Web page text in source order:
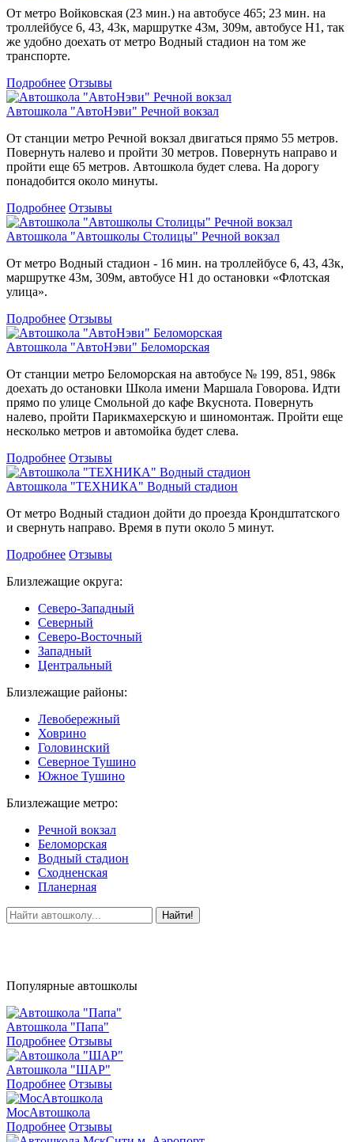
От метро Войковская (23 мин.) на автобусе 465; 23 мин. на
троллейбусе 6, 43, 43к, маршрутке 43м, 309м, автобусе Н1, так
же удобно доехать от метро Водный стадион на том же
транспорте.
Подробнее Отзывы
Автошкола "АвтоНэви" Речной вокзал
От станции метро Речной вокзал двигаться прямо 55 метров.
Повернуть налево и пройти 30 метров. Повернуть направо и
пройти еще 65 метров. Автошкола будет слева. На дорогу
понадобится около минуты.
Подробнее Отзывы
Автошкола "Автошколы Столицы" Речной вокзал
От метро Водный стадион - 16 мин. на троллейбусе 6, 43, 43к,
маршрутке 43м, 309м, автобусе Н1 до остановки «Флотская
улица».
Подробнее Отзывы
Автошкола "АвтоНэви" Беломорская
От станции метро Беломорская на автобусе № 199, 851, 986к
доехать до остановки Школа имени Маршала Говорова. Идти
прямо по улице Смольной до кафе Вкуснота. Повернуть
налево, пройти Парикмахерскую и шиномонтаж. Пройти еще
несколько метров и автомойка будет слева.
Подробнее Отзывы
Автошкола "ТЕХНИКА" Водный стадион
От метро Водный стадион дойти до проезда Крондштатского
и свернуть направо. Время в пути около 5 минут.
Подробнее Отзывы
Близлежащие округа:
Северо-Западный
Северный
Северо-Восточный
Западный
Центральный
Близлежащие районы:
Левобережный
Ховрино
Головинский
Северное Тушино
Южное Тушино
Близлежащие метро:
Речной вокзал
Беломорская
Водный стадион
Сходненская
Планерная
Найти!
Популярные автошколы
Автошкола "Папа"
Подробнее Отзывы
Автошкола "ШАР"
Подробнее Отзывы
МосАвтошкола
Подробнее Отзывы